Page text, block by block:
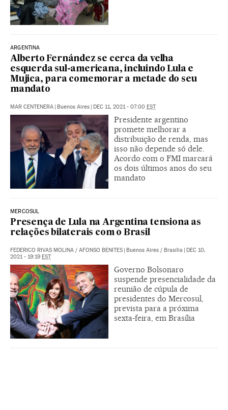
ARGENTINA
Alberto Fernández se cerca da velha
esquerda sul-americana, incluindo Lula e
Mujica, para comemorar a metade do seu
mandato
MAR CENTENERA | Buenos Aires | DEC 11, 2021 - 07:00 EST
Presidente argentino
promete melhorar a
distribuição de renda, mas
isso não depende só dele.
Acordo com o FMI marcará
os dois últimos anos do seu
mandato
MERCOSUL
Presença de Lula na Argentina tensiona as
relações bilaterais com o Brasil
FEDERICO RIVAS MOLINA / AFONSO BENITES | Buenos Aires / Brasília | DEC 10,
2021 - 19:19 EST
Governo Bolsonaro
suspende presencialidade da
reunião de cúpula de
presidentes do Mercosul,
prevista para a próxima
sexta-feira, em Brasília